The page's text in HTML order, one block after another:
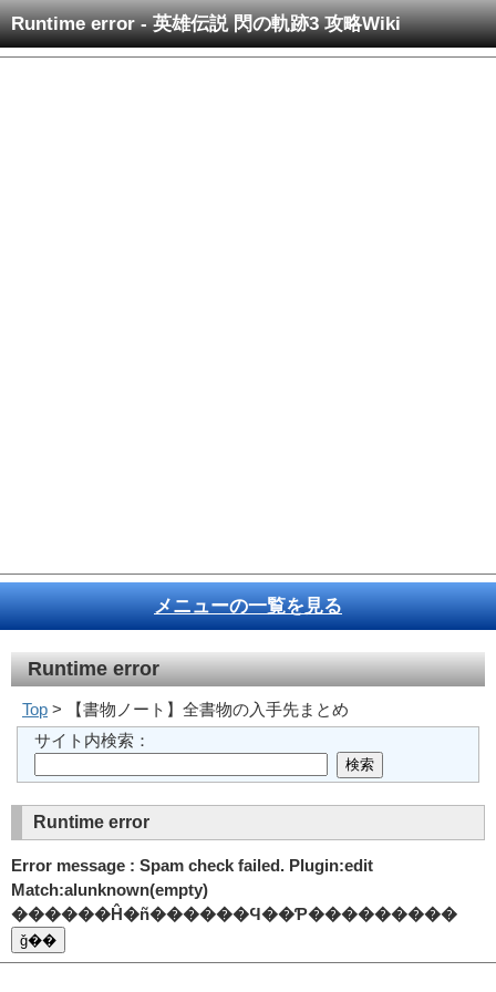
Runtime error - 英雄伝説 閃の軌跡3 攻略Wiki
メニューの一覧を見る
Runtime error
Top > 【書物ノート】全書物の入手先まとめ
サイト内検索：
Runtime error
Error message : Spam check failed. Plugin:edit
Match:alunknown(empty)
������Ĥ�ñ������Ϥ��Ƥ���������